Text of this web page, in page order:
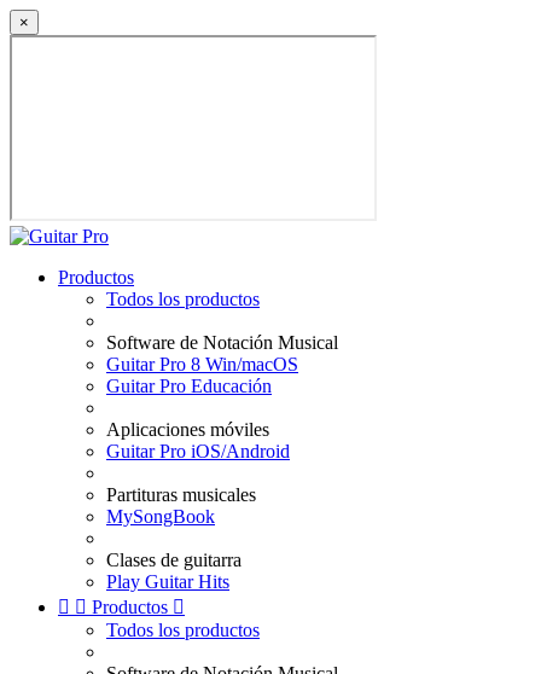
×
Productos
Todos los productos
Software de Notación Musical
Guitar Pro 8 Win/macOS
Guitar Pro Educación
Aplicaciones móviles
Guitar Pro iOS/Android
Partituras musicales
MySongBook
Clases de guitarra
Play Guitar Hits
  Productos 
Todos los productos